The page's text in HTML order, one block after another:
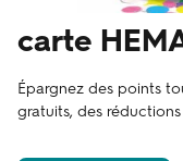
carte
Épargnez des points
gratuits, des